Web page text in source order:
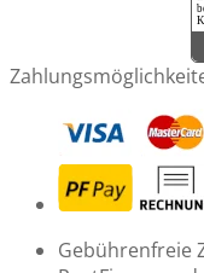
Gebührenfreie